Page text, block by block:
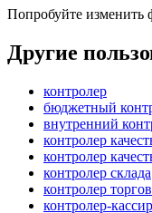
Попробуйте изменить
Другие
контролер
бюджетный
внутренний
контролер
контролер
контролер склада
контролер
контролер-кассир